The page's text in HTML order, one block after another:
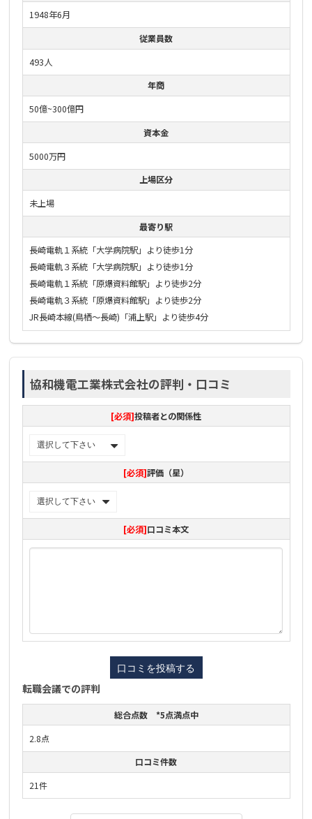
1948年6月
従業員数
493人
年商
50億~300億円
資本金
5000万円
上場区分
未上場
最寄り駅
長崎電軌１系統「大学病院駅」より徒歩1分
長崎電軌３系統「大学病院駅」より徒歩1分
長崎電軌１系統「原爆資料館駅」より徒歩2分
長崎電軌３系統「原爆資料館駅」より徒歩2分
JR長崎本線(鳥栖〜長崎)「浦上駅」より徒歩4分
協和機電工業株式会社の評判・口コミ
[必須]投稿者との関係性
[必須]評価（星）
[必須]口コミ本文
転職会議での評判
総合点数 *5点満点中
2.8点
口コミ件数
21件